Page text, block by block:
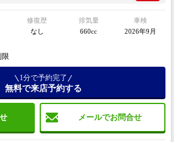
修復歴
なし
排気量
660cc
車検
2026年9月
限
メールでお問合せ
1分で予約完了
無料で来店予約する